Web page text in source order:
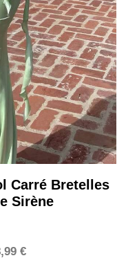
Carré Bretelles
Sirène
€Le